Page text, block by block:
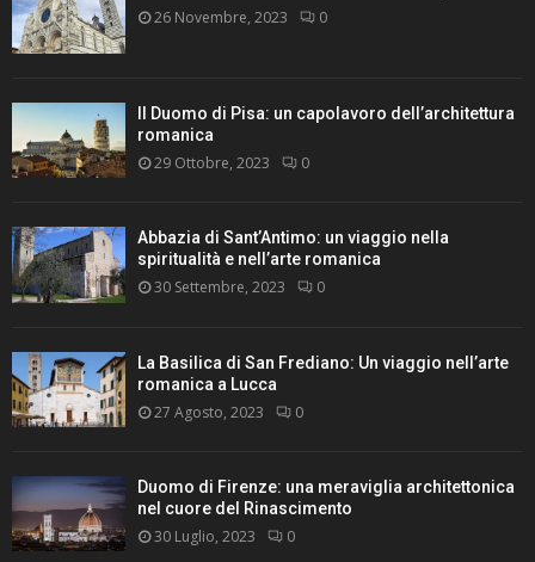
26 Novembre, 2023 0
Il Duomo di Pisa: un capolavoro dell’architettura
romanica
29 Ottobre, 2023 0
Abbazia di Sant’Antimo: un viaggio nella
spiritualità e nell’arte romanica
30 Settembre, 2023 0
La Basilica di San Frediano: Un viaggio nell’arte
romanica a Lucca
27 Agosto, 2023 0
Duomo di Firenze: una meraviglia architettonica
nel cuore del Rinascimento
30 Luglio, 2023 0